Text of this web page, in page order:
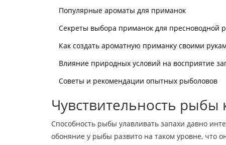
Популярные ароматы для приманок
Секреты выбора приманок для пресноводной
Как создать ароматную приманку своими
Влияние природных условий на восприятие
Советы и рекомендации опытных рыболовов
Чувствительность рыбы
Способность рыбы улавливать запахи давно
обоняние у рыбы развито на таком уровне, что